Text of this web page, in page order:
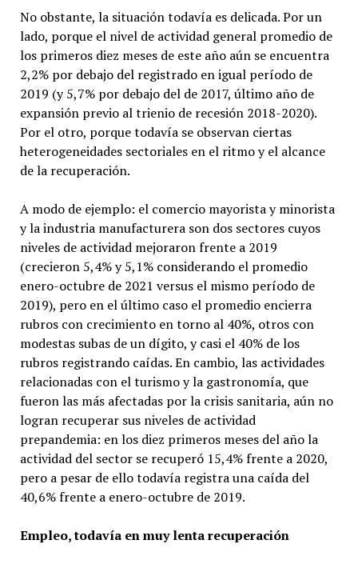
No obstante, la situación todavía es delicada. Por un
lado, porque el nivel de actividad general promedio de
los primeros diez meses de este año aún se encuentra
2,2% por debajo del registrado en igual período de
2019 (y 5,7% por debajo del de 2017, último año de
expansión previo al trienio de recesión 2018-2020).
Por el otro, porque todavía se observan ciertas
heterogeneidades sectoriales en el ritmo y el alcance
de la recuperación.
A modo de ejemplo: el comercio mayorista y minorista
y la industria manufacturera son dos sectores cuyos
niveles de actividad mejoraron frente a 2019
(crecieron 5,4% y 5,1% considerando el promedio
enero-octubre de 2021 versus el mismo período de
2019), pero en el último caso el promedio encierra
rubros con crecimiento en torno al 40%, otros con
modestas subas de un dígito, y casi el 40% de los
rubros registrando caídas. En cambio, las actividades
relacionadas con el turismo y la gastronomía, que
fueron las más afectadas por la crisis sanitaria, aún no
logran recuperar sus niveles de actividad
prepandemia: en los diez primeros meses del año la
actividad del sector se recuperó 15,4% frente a 2020,
pero a pesar de ello todavía registra una caída del
40,6% frente a enero-octubre de 2019.
Empleo, todavía en muy lenta recuperación